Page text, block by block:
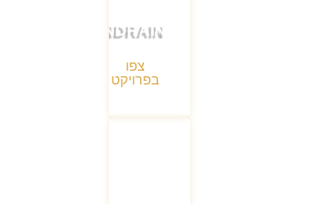
MONDRAIN
צפו
בפרויקט